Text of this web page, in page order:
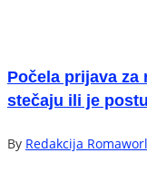
Počela prijava za
stečaju ili je
By Redakcija